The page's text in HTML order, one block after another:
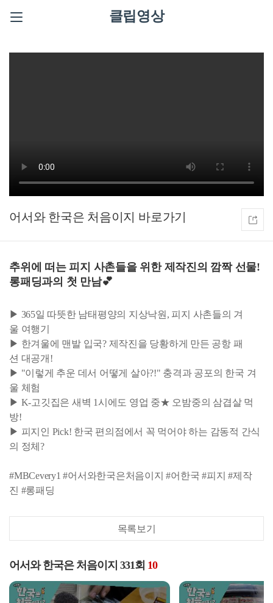
클립영상
어서와 한국은 처음이지
추위에 떠는 피지 사촌들을 위한 제작진의 깜짝 선물!
롱패딩과의 첫 만남💕
▶ 365일 따뜻한 남태평양의 지상낙원, 피지 사촌들의 겨
울 여행기
▶ 한겨울에 맨발 입국? 제작진을 당황하게 만든 공항 패
션 대공개!
▶ "이렇게 추운 데서 어떻게 살아?!" 충격과 공포의 한국 겨
울 체험
▶ K-고깃집은 새벽 1시에도 영업 중★ 오밤중의 삼겹살 먹
방!
▶ 피지인 Pick! 한국 편의점에서 꼭 먹어야 하는 감동적 간식
의 정체?
#MBCevery1 #어서와한국은처음이지 #어한국 #피지 #제작
진 #롱패딩
목록보기
어서와 한국은 처음이지 331회 10